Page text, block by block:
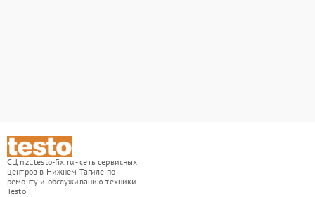
СЦ nzt.testo-fix.ru - сеть сервисных
центров в Нижнем Тагиле по
ремонту и обслуживанию техники
Testo